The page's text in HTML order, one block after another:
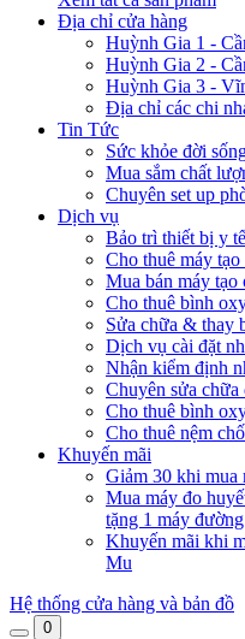
Địa chỉ cửa hàng
Huỳnh Gia 1 -
Huỳnh Gia 2 -
Huỳnh Gia 3 -
Địa chỉ các chi
Tin Tức
Sức khỏe đời
Mua sắm chất
Chuyên set up
Dịch vụ
Bảo trì thiết bị y tế
Cho thuê máy
Mua bán máy tạo
Cho thuê bình
Sửa chữa & thay
Dịch vụ cài đặt
Nhận kiểm định
Chuyên sửa chữa
Cho thuê bình
Cho thuê nệm
Khuyến mãi
Giảm 30 khi mua
Mua máy đo
tặng 1 máy đường
Khuyến mãi khi
Mu
Hệ thống cửa hàng và bản đồ
0